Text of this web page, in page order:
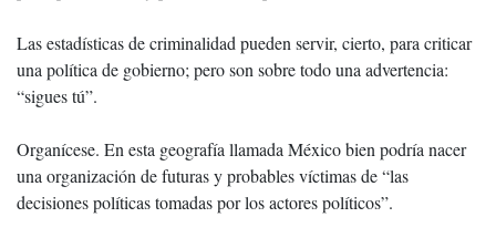
Las estadísticas de criminalidad pueden servir, cierto, para criticar
una política de gobierno; pero son sobre todo una advertencia:
“sigues tú”.
Organícese. En esta geografía llamada México bien podría nacer
una organización de futuras y probables víctimas de “las
decisiones políticas tomadas por los actores políticos”.